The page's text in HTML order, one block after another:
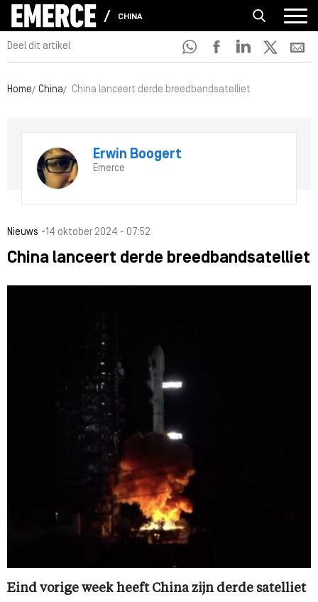
CHINA
Deel dit artikel
Home China China lanceert derde breedbandsatelliet
Erwin Boogert
Emerce
Nieuws -14 oktober 2024 - 07:52
China lanceert derde breedbandsatelliet
Eind vorige week heeft China zijn derde satelliet